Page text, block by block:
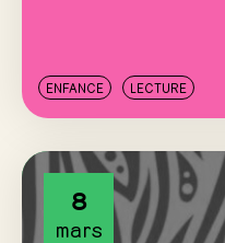
ENFANCE LECTURE
8
mars